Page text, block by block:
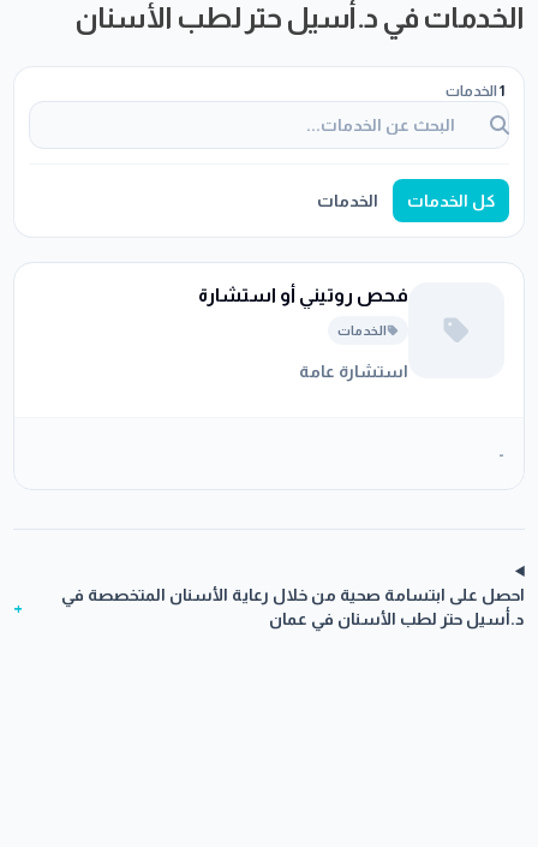
الخدمات في د.أسيل حتر لطب الأسنان
1 الخدمات
كل الخدمات الخدمات
فحص روتيني أو استشارة
الخدمات
استشارة عامة
-
احصل على ابتسامة صحية من خلال رعاية الأسنان المتخصصة في
د.أسيل حتر لطب الأسنان في عمان
+